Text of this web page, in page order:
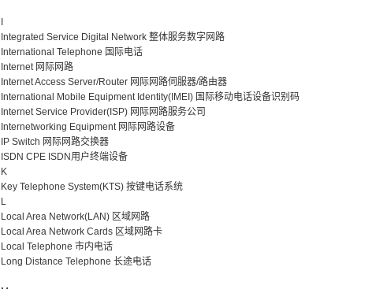
Integrated Service Digital Network 整体服务数字网路
International Telephone 国际电话
Internet 网际网路
Internet Access Server/Router 网际网路伺服器/路由器
International Mobile Equipment Identity(IMEI) 国际移动电话设备识别码
Internet Service Provider(ISP) 网际网路服务公司
Internetworking Equipment 网际网路设备
IP Switch 网际网路交换器
ISDN CPE ISDN用户终端设备
K
Key Telephone System(KTS) 按键电话系统
L
Local Area Network(LAN) 区域网路
Local Area Network Cards 区域网路卡
Local Telephone 市内电话
Long Distance Telephone 长途电话